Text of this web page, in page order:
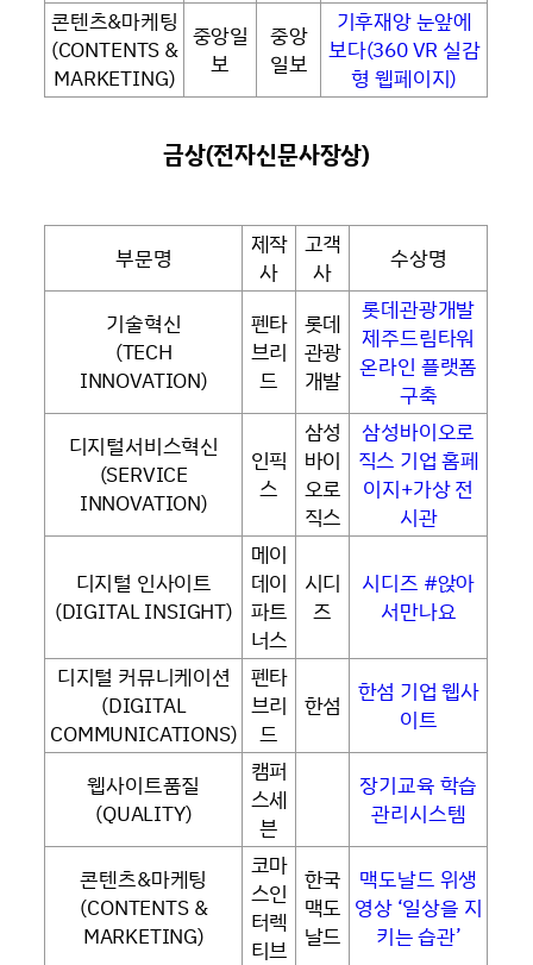
콘텐츠&마케팅
(CONTENTS &
MARKETING)
중앙일
보
중앙
일보
기후재앙 눈앞에
보다(360 VR 실감
형 웹페이지)
금상(전자신문사장상)
부문명
제작
사
고객
사
수상명
기술혁신
(TECH
INNOVATION)
펜타
브리
드
롯데
관광
개발
롯데관광개발
제주드림타워
온라인 플랫폼
구축
디지털서비스혁신
(SERVICE
INNOVATION)
인픽
스
삼성
바이
오로
직스
삼성바이오로
직스 기업 홈페
이지+가상 전
시관
디지털 인사이트
(DIGITAL INSIGHT)
메이
데이
파트
너스
시디
즈
시디즈 #앉아
서만나요
디지털 커뮤니케이션
(DIGITAL
COMMUNICATIONS)
펜타
브리
드
한섬
한섬 기업 웹사
이트
웹사이트품질
(QUALITY)
캠퍼
스세
븐
장기교육 학습
관리시스템
콘텐츠&마케팅
(CONTENTS &
MARKETING)
코마
스인
터렉
티브
한국
맥도
날드
맥도날드 위생
영상 ‘일상을 지
키는 습관’